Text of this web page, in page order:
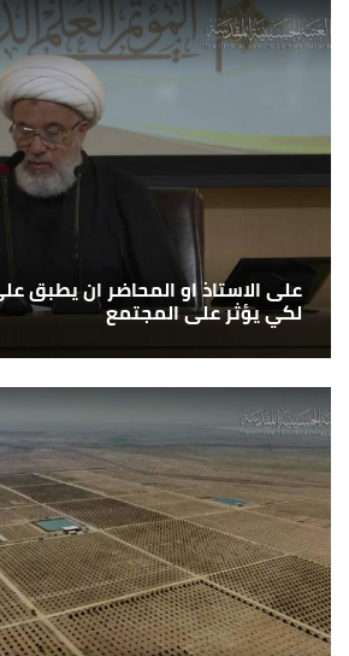
على الاستاذ او المحاضر ان يطبق
لكي يؤثر على المجتمع